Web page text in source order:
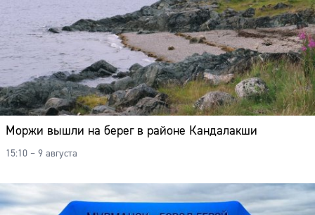
Моржи вышли на берег в районе Кандалакши
15:10 – 9 августа